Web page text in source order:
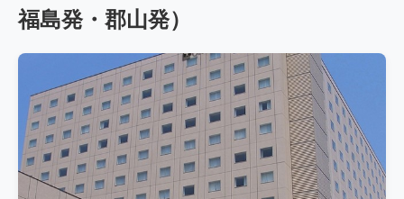
福島発・郡山発）